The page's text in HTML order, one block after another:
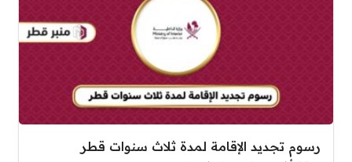
رسوم تجديد الإقامة لمدة ثلاث سنوات قطر